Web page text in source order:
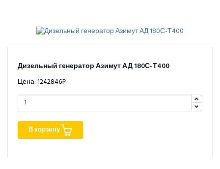
Дизельный генератор Азимут АД 180С-Т400
Цена: 1242846₽
В корзину